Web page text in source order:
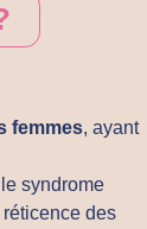
femmes, ayant
syndrome
des